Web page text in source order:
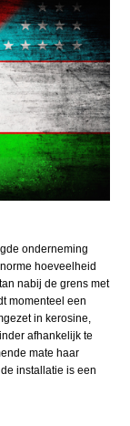
onderneming
hoeveelheid
nabij de grens met
momenteel een
in kerosine,
afhankelijk te
mate haar
installatie is een